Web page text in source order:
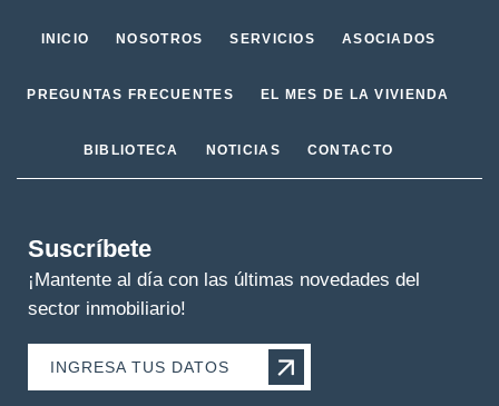
INICIO NOSOTROS SERVICIOS ASOCIADOS
PREGUNTAS FRECUENTES EL MES DE LA VIVIENDA
BIBLIOTECA NOTICIAS CONTACTO
Suscríbete
¡Mantente al día con las últimas novedades del
sector inmobiliario!
INGRESA TUS DATOS